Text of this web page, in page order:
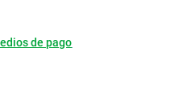
de pago